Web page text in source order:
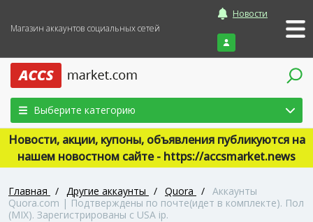
Магазин аккаунтов социальных сетей
Новости
Войти
Выберите категорию
Новости, акции, купоны, объявления публикуются на
нашем новостном сайте - https://accsmarket.news
Главная / Другие аккаунты / Quora / Аккаунты
Quora.com | Подтверждены по почте(идет в комплекте). Пол
(MIX). Зарегистрированы с USA ip.